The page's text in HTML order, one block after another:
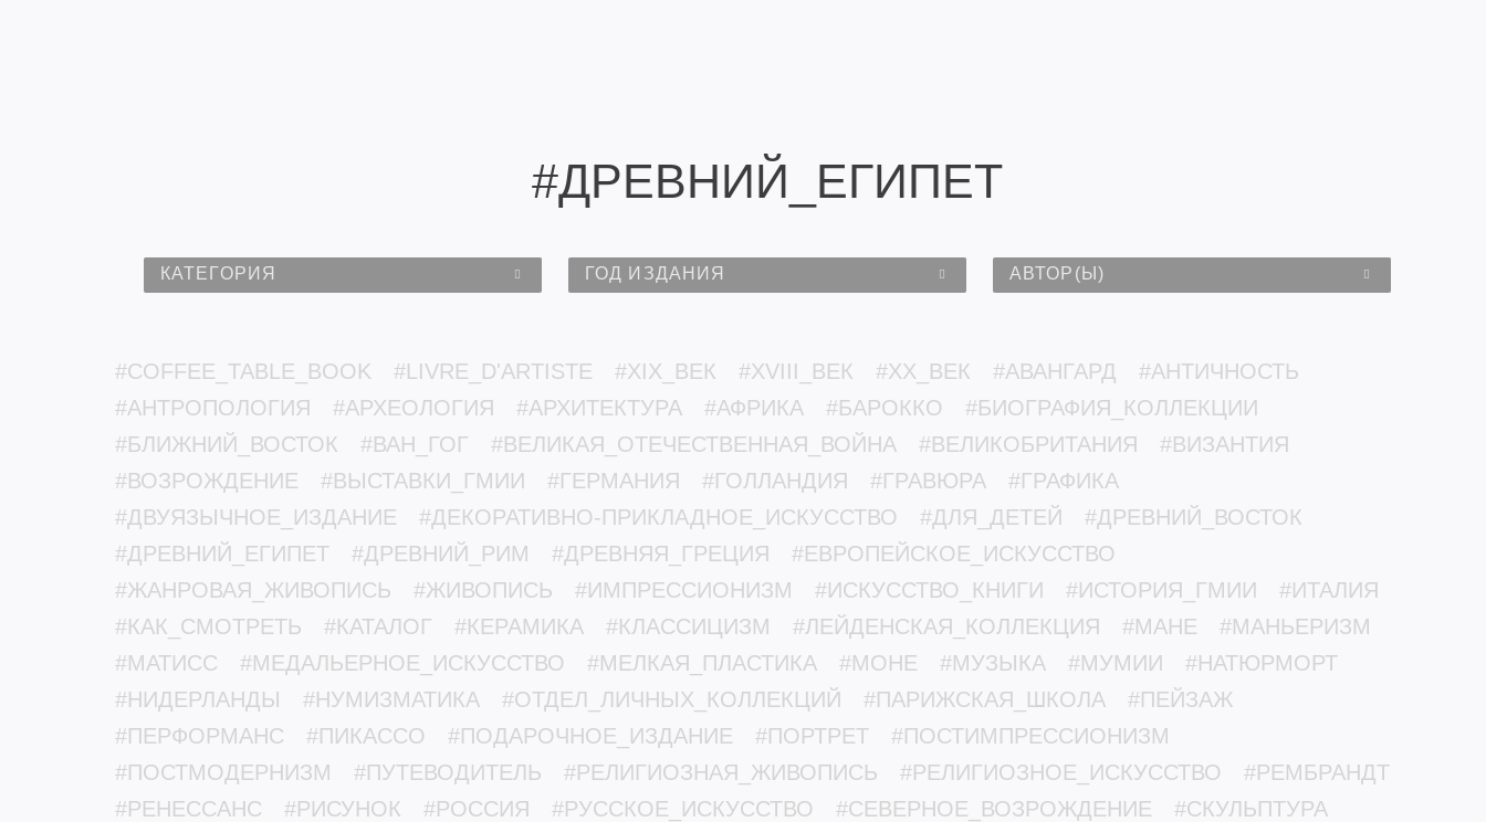
#ДРЕВНИЙ_ЕГИПЕТ
КАТЕГОРИЯ ГОД ИЗДАНИЯ АВТОР(Ы)
#COFFEE_TABLE_BOOK #LIVRE_D'ARTISTE #XIX_ВЕК #XVIII_ВЕК #XX_ВЕК #АВАНГАРД
#АНТИЧНОСТЬ
#АНТРОПОЛОГИЯ
#АРХЕОЛОГИЯ #АРХИТЕКТУРА #АФРИКА #БАРОККО
#БИОГРАФИЯ_КОЛЛЕКЦИИ
#БЛИЖНИЙ_ВОСТОК
#ВАН_ГОГ #ВЕЛИКАЯ_ОТЕЧЕСТВЕННАЯ_ВОЙНА #ВЕЛИКОБРИТАНИЯ
#ВИЗАНТИЯ
#ВОЗРОЖДЕНИЕ
#ВЫСТАВКИ_ГМИИ #ГЕРМАНИЯ #ГОЛЛАНДИЯ #ГРАВЮРА
#ГРАФИКА
#ДВУЯЗЫЧНОЕ_ИЗДАНИЕ
#ДЕКОРАТИВНО-ПРИКЛАДНОЕ_ИСКУССТВО #ДЛЯ_ДЕТЕЙ
#ДРЕВНИЙ_ВОСТОК
#ДРЕВНИЙ_ЕГИПЕТ
#ДРЕВНИЙ_РИМ #ДРЕВНЯЯ_ГРЕЦИЯ
#ЕВРОПЕЙСКОЕ_ИСКУССТВО
#ЖАНРОВАЯ_ЖИВОПИСЬ
#ЖИВОПИСЬ #ИМПРЕССИОНИЗМ #ИСКУССТВО_КНИГИ #ИСТОРИЯ_ГМИИ
#ИТАЛИЯ
#КАК_СМОТРЕТЬ
#КАТАЛОГ #КЕРАМИКА #КЛАССИЦИЗМ #ЛЕЙДЕНСКАЯ_КОЛЛЕКЦИЯ #МАНЕ
#МАНЬЕРИЗМ
#МАТИСС
#МЕДАЛЬЕРНОЕ_ИСКУССТВО #МЕЛКАЯ_ПЛАСТИКА #МОНЕ #МУЗЫКА #МУМИИ
#НАТЮРМОРТ
#НИДЕРЛАНДЫ
#НУМИЗМАТИКА #ОТДЕЛ_ЛИЧНЫХ_КОЛЛЕКЦИЙ #ПАРИЖСКАЯ_ШКОЛА
#ПЕЙЗАЖ
#ПЕРФОРМАНС
#ПИКАССО #ПОДАРОЧНОЕ_ИЗДАНИЕ #ПОРТРЕТ
#ПОСТИМПРЕССИОНИЗМ
#ПОСТМОДЕРНИЗМ
#ПУТЕВОДИТЕЛЬ #РЕЛИГИОЗНАЯ_ЖИВОПИСЬ #РЕЛИГИОЗНОЕ_ИСКУССТВО
#РЕМБРАНДТ
#РЕНЕССАНС
#РИСУНОК #РОССИЯ #РУССКОЕ_ИСКУССТВО #СЕВЕРНОЕ_ВОЗРОЖДЕНИЕ
#СКУЛЬПТУРА